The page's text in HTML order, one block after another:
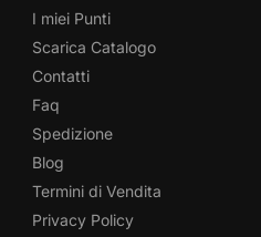
I miei Punti
Scarica Catalogo
Contatti
Faq
Spedizione
Blog
Termini di Vendita
Privacy Policy